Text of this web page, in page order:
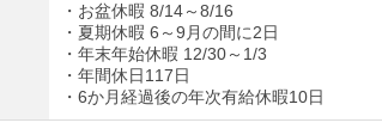
・お盆休暇 8/14～8/16
・夏期休暇 6～9月の間に2日
・年末年始休暇 12/30～1/3
・年間休日117日
・6か月経過後の年次有給休暇10日